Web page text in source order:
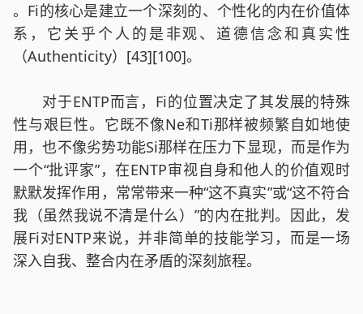
。Fi的核心是建立一个深刻的、个性化的内在价值体
系，它关乎个人的是非观、道德信念和真实性
（Authenticity）[43][100]。
对于ENTP而言，Fi的位置决定了其发展的特殊
性与艰巨性。它既不像Ne和Ti那样被频繁自如地使
用，也不像劣势功能Si那样在压力下显现，而是作为
一个“批评家”，在ENTP审视自身和他人的价值观时
默默发挥作用，常常带来一种“这不真实”或“这不符合
我（虽然我说不清是什么）”的内在批判。因此，发
展Fi对ENTP来说，并非简单的技能学习，而是一场
深入自我、整合内在矛盾的深刻旅程。